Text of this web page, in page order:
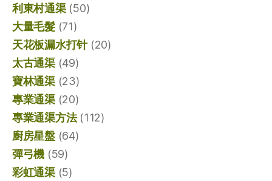
利東村通渠(50)
大量毛髮(71)
天花板漏水打针(20)
太古通渠(49)
寶林通渠(23)
專業通渠(20)
專業通渠方法(112)
廚房星盤(64)
彈弓機 (59)
彩虹通渠(5)